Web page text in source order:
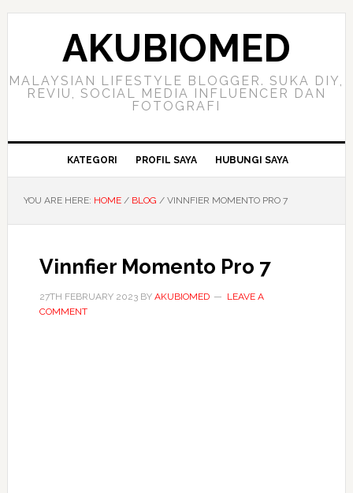
Skip
Skip
Skip
AKUBIOMED
MALAYSIAN LIFESTYLE BLOGGER. SUKA DIY,
REVIU, SOCIAL MEDIA INFLUENCER DAN
FOTOGRAFI
KATEGORI PROFIL SAYA HUBUNGI SAYA
YOU ARE HERE: HOME / BLOG /VINNFIER MOMENTO PRO 7
Vinnfier Momento Pro 7
27TH FEBRUARY 2023BY AKUBIOMED
LEAVE A
COMMENT